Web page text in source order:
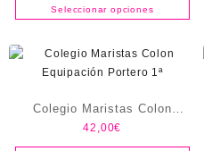
Seleccionar opciones
Colegio Maristas Colon
Equipación Portero 1ª
42,00€